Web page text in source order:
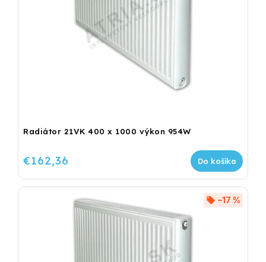
Radiátor 21VK 400 x 1000 výkon 954W
€162,36 Do košíka
–17 %